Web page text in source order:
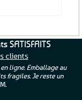
SATISFAITS
clients
ligne. Emballage au
fragiles. Je reste un